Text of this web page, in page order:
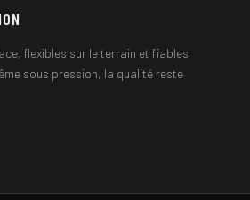
flexibles sur le terrain et fiables
sous pression, la qualité reste